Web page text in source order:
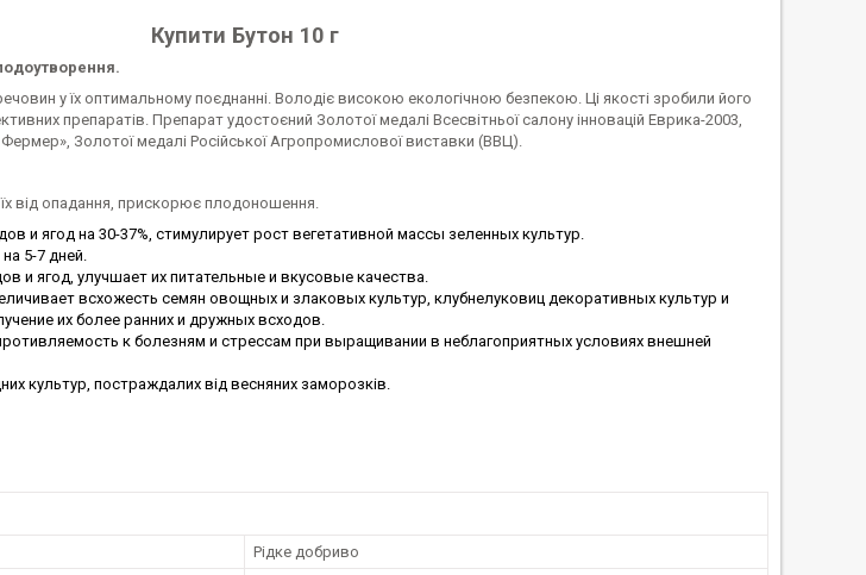
Купити Бутон 10 г
у їх оптимальному поєднанні. Володіє високою екологічною безпекою. Ці якості зробили його
препаратів. Препарат удостоєний Золотої медалі Всесвітньої салону інновацій Еврика-2003,
Золотої медалі Російської Агропромислової виставки (ВВЦ).
їх від опадання, прискорює плодоношення.
и ягод на 30-37%, стимулирует рост вегетативной массы зеленных культур.
5-7 дней.
и ягод, улучшает их питательные и вкусовые качества.
всхожесть семян овощных и злаковых культур, клубнелуковиц декоративных культур и
их более ранних и дружных всходов.
к болезням и стрессам при выращивании в неблагоприятных условиях внешней
культур, постраждалих від весняних заморозків.
Рідке добриво